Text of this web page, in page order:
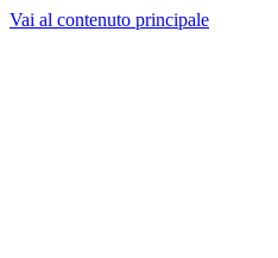
Vai al contenuto principale